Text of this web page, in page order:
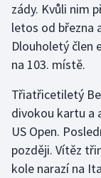
Plavání
Plážový
Ragby
Rychlobruslení
Rychlostní
zády. Kvůli nim
letos od března
Dlouholetý člen
na 103. místě.
Třiatřicetiletý
divokou kartu a
US Open.
později. Vítěz
kole narazí na